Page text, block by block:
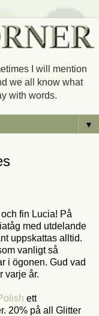
I will mention
we all know what
with words.
▼
fin Lucia! På
med utdelande
uppskattas alltid.
vanligt så
i ögonen. Gud vad
varje år.
ett
20% på all Glitter